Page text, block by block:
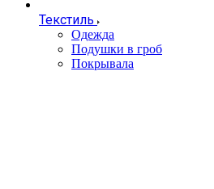
Текстиль
Одежда
Подушки в гроб
Покрывала